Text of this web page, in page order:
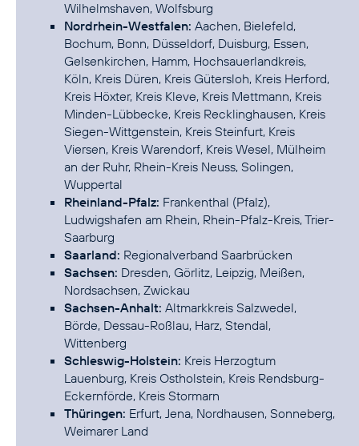
Nordrhein-Westfalen: Aachen, Bielefeld,
Bochum, Bonn, Düsseldorf, Duisburg, Essen,
Gelsenkirchen, Hamm, Hochsauerlandkreis,
Köln, Kreis Düren, Kreis Gütersloh, Kreis Herford,
Kreis Höxter, Kreis Kleve, Kreis Mettmann, Kreis
Minden-Lübbecke, Kreis Recklinghausen, Kreis
Siegen-Wittgenstein, Kreis Steinfurt, Kreis
Viersen, Kreis Warendorf, Kreis Wesel, Mülheim
an der Ruhr, Rhein-Kreis Neuss, Solingen,
Rheinland-Pfalz: Frankenthal (Pfalz),
Ludwigshafen am Rhein, Rhein-Pfalz-Kreis, Trier-
Saarland:
Sachsen: Dresden, Görlitz, Leipzig, Meißen,
Sachsen-Anhalt: Altmarkkreis Salzwedel,
Börde, Dessau-Roßlau, Harz, Stendal,
Schleswig-Holstein: Kreis Herzogtum
Lauenburg, Kreis Ostholstein, Kreis Rendsburg-
Thüringen: Erfurt, Jena, Nordhausen, Sonneberg,
Weimarer Land